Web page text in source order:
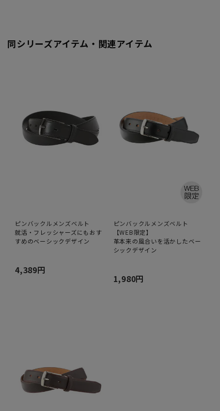
同シリーズアイテム・関連アイテム
ピンバックルメンズベルト
就活・フレッシャーズにもおす
すめのベーシックデザイン
4,389円
ピンバックルメンズベルト
【WEB限定】
革本来の風合いを活かしたベー
シックデザイン
1,980円